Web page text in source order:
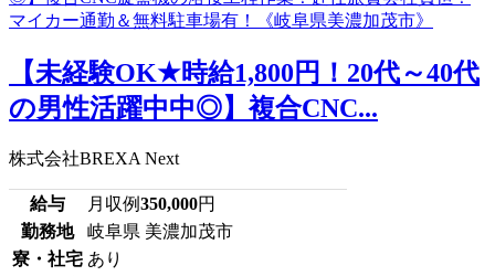
【未経験OK★時給1,800円！20代～40代
の男性活躍中中◎】複合CNC...
株式会社BREXA Next
給与 月収例350,000円
勤務地
岐阜県 美濃加茂市
寮・社宅 あり